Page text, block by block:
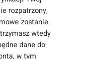
rozpatrzony,
zostanie
wtedy
dane do
w tym